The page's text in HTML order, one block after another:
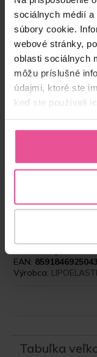
sociálnych médií
súbory cookie.
webové stránky,
oblasti sociálnych
môžu príslušné
údajmi, ktoré ste
keď ste používali
podstatným
a predísť
s ním sú
naozaj
mieru”, tým
vybrať
EAN: 8591846925043
Výrobca:
Tabuľka